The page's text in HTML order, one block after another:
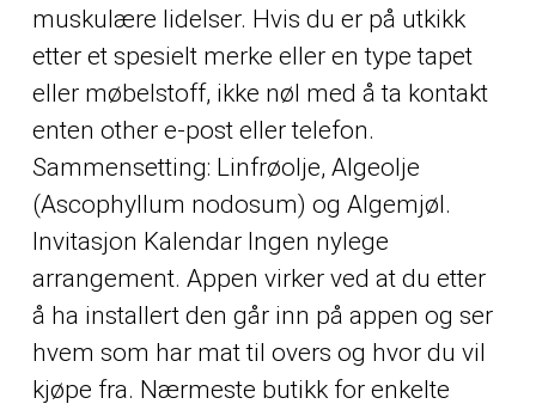
muskulære lidelser. Hvis du er på utkikk
etter et spesielt merke eller en type tapet
eller møbelstoff, ikke nøl med å ta kontakt
enten othere-post eller telefon.
Sammensetting: Linfrøolje, Algeolje
(Ascophyllum nodosum) og Algemjøl.
Invitasjon Kalendar Ingen nylege
arrangement. Appen virker ved at du etter
å ha installert den går inn på appen og ser
hvem som har mat til overs og hvor du vil
kjøpe fra. Nærmeste butikk for enkelte